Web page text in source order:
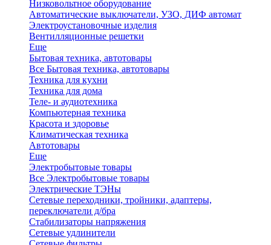
Низковольтное оборудование
Автоматические выключатели, УЗО, ДИФ автомат
Электроустановочные изделия
Вентилляционные решетки
Еще
Бытовая техника, автотовары
Все Бытовая техника, автотовары
Техника для кухни
Техника для дома
Теле- и аудиотехника
Компьютерная техника
Красота и здоровье
Климатическая техника
Автотовары
Еще
Электробытовые товары
Все Электробытовые товары
Электрические ТЭНы
Сетевые переходники, тройники, адаптеры,
переключатели д/бра
Стабилизаторы напряжения
Сетевые удлинители